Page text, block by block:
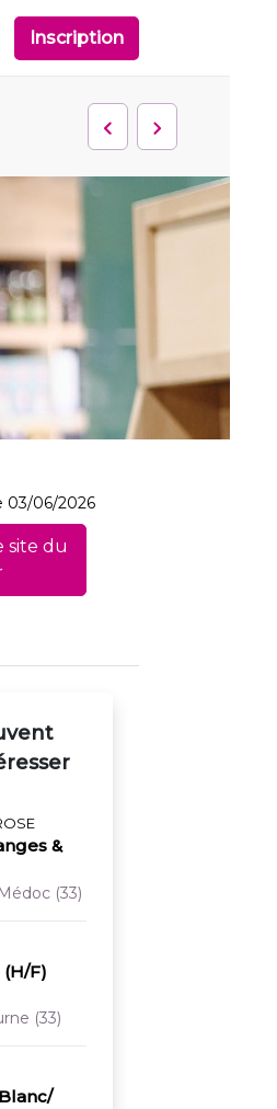
Inscription
03/06/2026
site du
&
(33)
F)
(33)